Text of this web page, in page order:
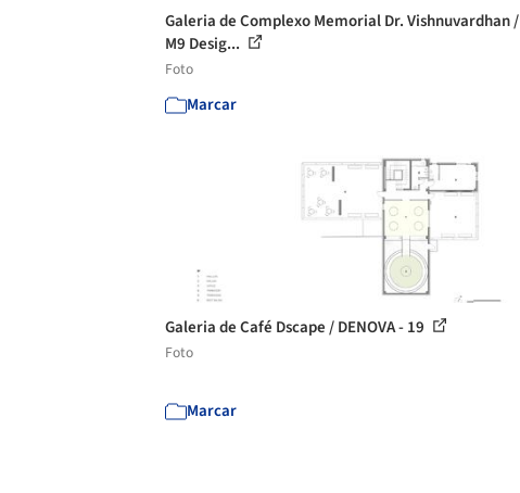
Galeria de Complexo Memorial Dr. Vishnuvardhan /
M9 Desig...
Foto
Marcar
Galeria de Café Dscape / DENOVA - 19
Foto
Marcar